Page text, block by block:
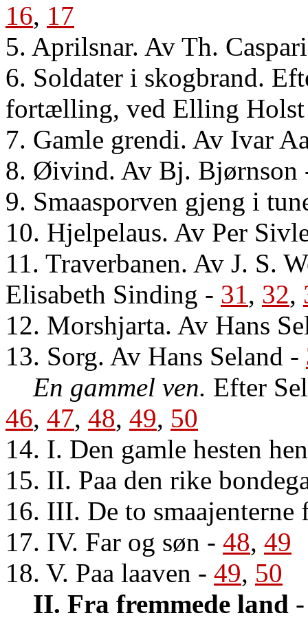
16, 17
5. Aprilsnar. Av Th. Caspari
6. Soldater i skogbrand.
fortælling, ved Elling Holst
7. Gamle grendi. Av Ivar
8. Øivind. Av Bj. Bjørnson
9. Smaasporven gjeng i
10. Hjelpelaus. Av Per
11. Traverbanen. Av J. S.
Elisabeth Sinding - 31, 32,
12. Morshjarta. Av Hans
13. Sorg. Av Hans Seland -
En gammel ven. Efter
46, 47, 48, 49, 50
14. I. Den gamle hesten
15. II. Paa den rike
16. III. De to smaajenterne
17. IV. Far og søn - 48, 49
18. V. Paa laaven - 49, 50
II. Fra fremmede land